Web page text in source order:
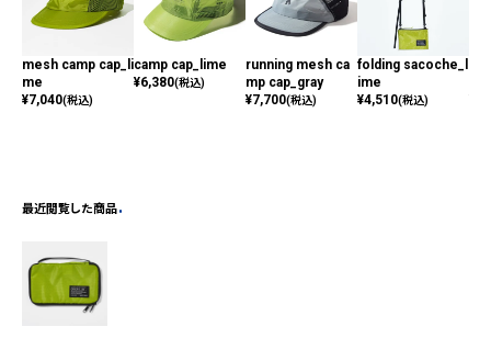
mesh camp cap_li
me
¥7,040(税込)
camp cap_lime
¥6,380(税込)
running mesh ca
mp cap_gray
¥7,700(税込)
folding sacoche_l
ime
¥4,510(税込)
最近閲覧した商品